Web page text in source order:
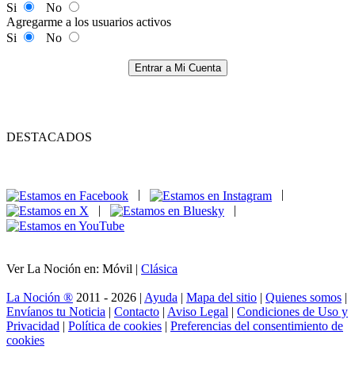
Si
No
Agregarme a los usuarios activos
Si
No
Entrar a Mi Cuenta
DESTACADOS
|
|
Ver La Noción en: Móvil | Clásica
La Noción ® 2011 - 2026 | Ayuda | Mapa del sitio | Quienes somos |
Envíanos tu Noticia | Contacto | Aviso Legal | Condiciones de Uso y
Privacidad | Política de cookies | Preferencias del consentimiento de
cookies